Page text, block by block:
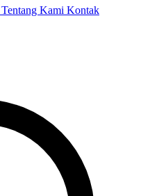
Tentang Kami Kontak